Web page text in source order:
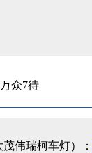
伟瑞柯车灯）：